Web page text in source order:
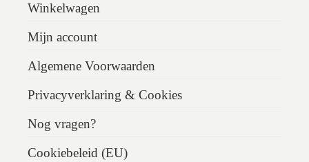
Winkelwagen
Mijn account
Algemene Voorwaarden
Privacyverklaring & Cookies
Nog vragen?
Cookiebeleid (EU)